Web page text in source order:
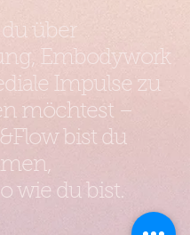
du über
Embodywork
Impulse zu
möchtest –
bist du
wie du bist.